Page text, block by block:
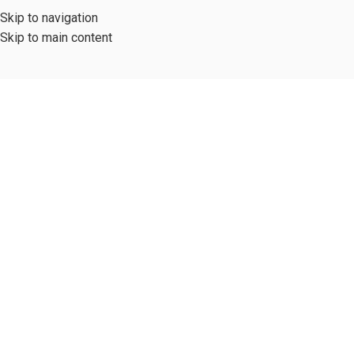
Skip to navigation
Skip to main content